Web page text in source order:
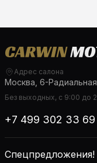
Адрес салона
Москва, 6-Радиальная
Без выходных, с 9:00 до
+7 499 302 33 69
Спецпредложения!